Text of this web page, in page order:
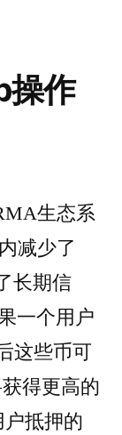
操作
生态系
减少了
长期信
一个用户
这些币可
得更高的
抵押的